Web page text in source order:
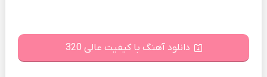
دانلود آهنگ با کیفیت عالی 320